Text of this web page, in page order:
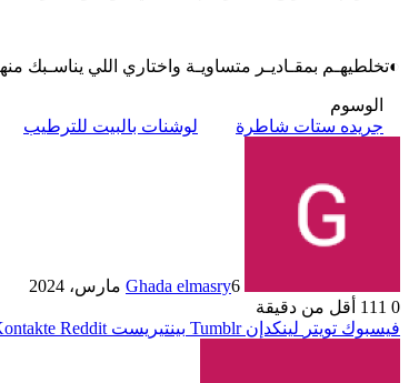
◐تخلطيهـم بمقـاديـر متساويـة واختاري اللي يناسـبك
الوسوم
جريده ستات شاطرة
لوشنات بالبيت للترطيب
Ghada elmasry6 مارس، 2024
0
أقل من دقيقة
فيسبوك تويتر لينكدإن بينتيريست